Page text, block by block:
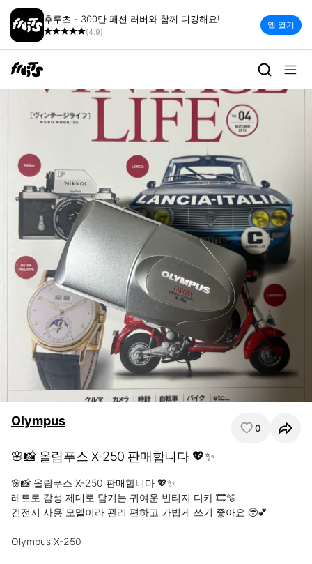
후루츠 - 300만 패션 러버와 함께 디깅해요!
(4.9)
앱 열기
Olympus 0
🌸📸 올림푸스 X-250 판매합니다 💖✨
🌸📸 올림푸스 X-250 판매합니다 💖✨
레트로 감성 제대로 담기는 귀여운 빈티지 디카 🎞️🫧
건전지 사용 모델이라 관리 편하고 가볍게 쓰기 좋아요 🥹💕
Olympus X-250